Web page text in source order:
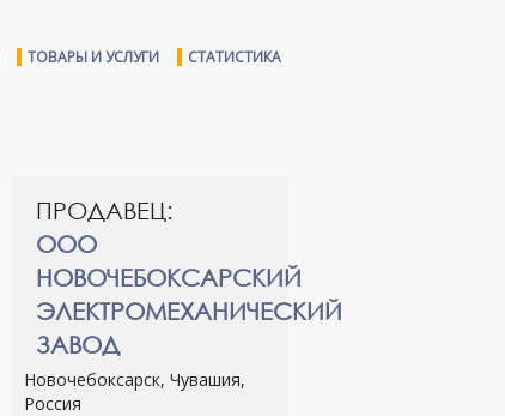
ТОВАРЫ И УСЛУГИ СТАТИСТИКА
ПРОДАВЕЦ:
ООО
НОВОЧЕБОКСАРСКИЙ
ЭЛЕКТРОМЕХАНИЧЕСКИЙ
ЗАВОД
Новочебоксарск, Чувашия,
Россия